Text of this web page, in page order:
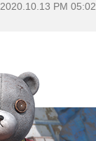
2020.10.13 PM 05:02